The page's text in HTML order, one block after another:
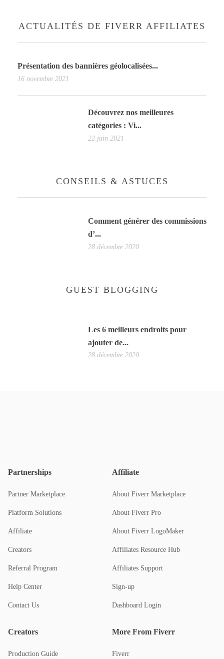
ACTUALITÉS DE FIVERR AFFILIATES
Présentation des bannières géolocalisées...
16 novembre 2021
Découvrez nos meilleures
catégories : Vi...
22 juin 2021
CONSEILS & ASTUCES
Comment générer des commissions
d’...
28 décembre 2020
GUEST BLOGGING
Les 6 meilleurs endroits pour
ajouter de...
28 décembre 2020
Partnerships
Partner Marketplace
Platform Solutions
Affiliate
Creators
Referral Program
Help Center
Contact Us
Affiliate
About Fiverr Marketplace
About Fiverr Pro
About Fiverr LogoMaker
Affiliates Resource Hub
Affiliates Support
Sign-up
Dashboard Login
Creators
Production Guide
More From Fiverr
Fiverr